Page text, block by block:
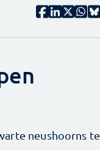
neushoorns te